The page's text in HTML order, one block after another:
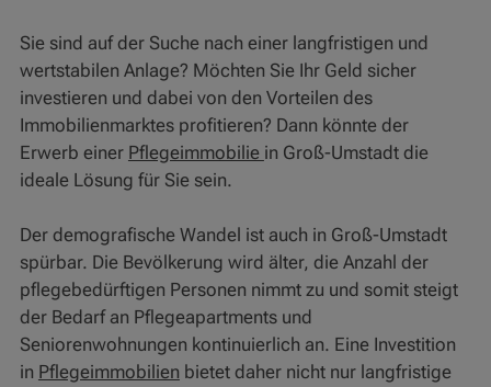
Sie sind auf der Suche nach einer langfristigen und
wertstabilen Anlage? Möchten Sie Ihr Geld sicher
investieren und dabei von den Vorteilen des
Immobilienmarktes profitieren? Dann könnte der
Erwerb einer Pflegeimmobilie in Groß-Umstadt die
ideale Lösung für Sie sein.
Der demografische Wandel ist auch in Groß-Umstadt
spürbar. Die Bevölkerung wird älter, die Anzahl der
pflegebedürftigen Personen nimmt zu und somit steigt
der Bedarf an Pflegeapartments und
Seniorenwohnungen kontinuierlich an. Eine Investition
in Pflegeimmobilien bietet daher nicht nur langfristige